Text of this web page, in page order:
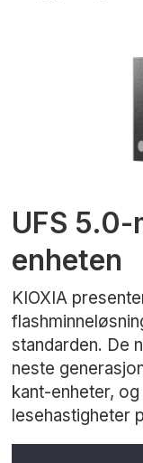
UFS 5.0-
enheten
KIOXIA
standarden. De
neste
kant-enheter,
lesehastigheter